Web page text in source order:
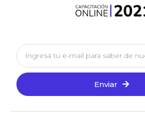
Enviar